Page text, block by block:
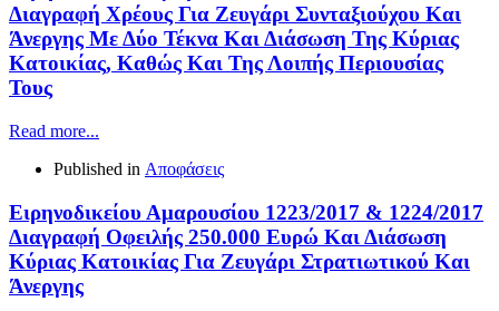
Διαγραφή Χρέους Για Ζευγάρι Συνταξιούχου Και
Άνεργης Με Δύο Τέκνα Και Διάσωση Της Κύριας
Κατοικίας, Καθώς Και Της Λοιπής Περιουσίας
Τους
Read more...
Published in Αποφάσεις
Ειρηνοδικείου Αμαρουσίου 1223/2017 & 1224/2017
Διαγραφή Οφειλής 250.000 Ευρώ Και Διάσωση
Κύριας Κατοικίας Για Ζευγάρι Στρατιωτικού Και
Άνεργης